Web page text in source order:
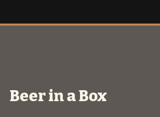
Beer in a Box